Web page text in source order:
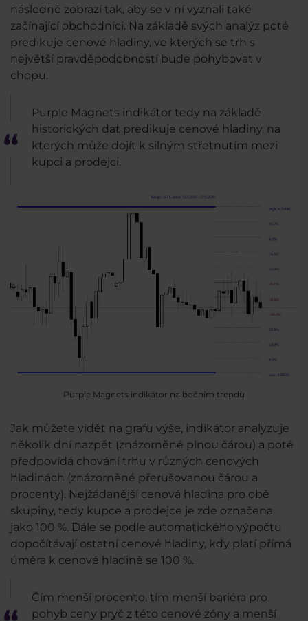
následně zobrazí tak, aby se v ní vyznali také
začínající obchodníci. Na základě svých analýz poté
predikuje cenové hladiny, ve kterých se trh s
největší pravděpodobností bude pohybovat v
chopu.
Purple Magnets indikátor tedy na základě
historických dat predikuje cenové hladiny, na
kterých může dojít k silným střetnutím mezi
kupci a prodejci.
Purple Magnets indikátor na bočním trendu
Jak můžete vidět na grafu výše, indikátor analyzuje
několik dní nazpět (znázorněné plnou čárou) a poté
předpovídá chování trhu v různých cenových
hladinách (znázorněné přerušovanou čárou a
procenty). Nejžádanější cenová hladina pro obě
skupiny, tedy kupce a prodejce je zde označena
jako 100 %. Dále se podle automatického výpočtu
dopočítávají ostatní cenové hladiny, kdy platí přímá
úměra k cenové hladině se 100 %.
Čím menší procento, tím menší bariéra pro
pohyb ceny pryč z této cenové zóny a menší